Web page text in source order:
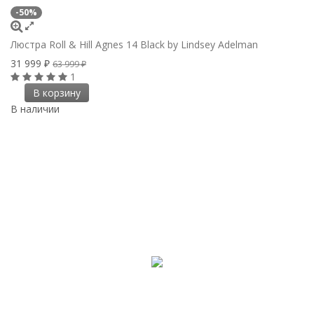
-50%
Люстра Roll & Hill Agnes 14 Black by Lindsey Adelman
31 999 ₽ 63 999₽
1
В корзину
В наличии